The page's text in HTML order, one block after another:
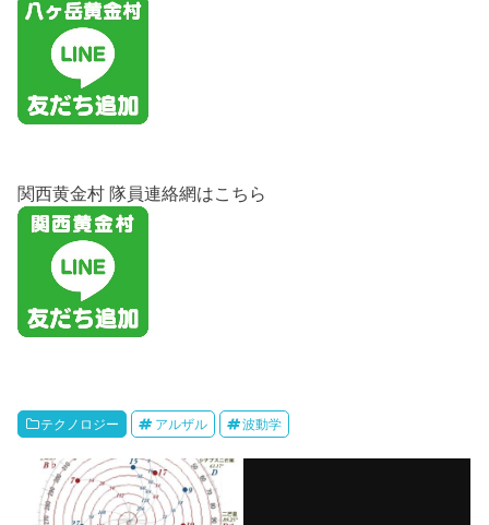
関西黄金村 隊員連絡網はこちら
テクノロジー アルザル 波動学